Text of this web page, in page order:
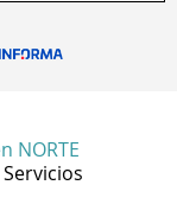
NORTE
Servicios